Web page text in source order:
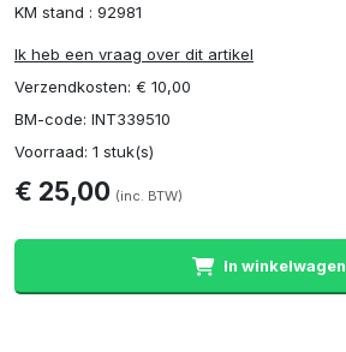
KM stand : 92981
Ik heb een vraag over dit artikel
Verzendkosten: € 10,00
BM-code: INT339510
Voorraad: 1 stuk(s)
€ 25,00 (inc. BTW)
In winkelwagen